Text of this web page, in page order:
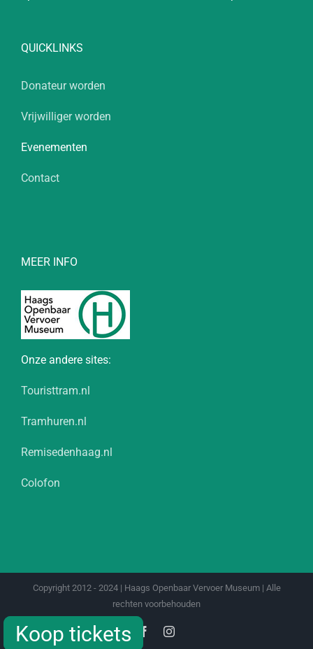
QUICKLINKS
Donateur worden
Vrijwilliger worden
Evenementen
Contact
MEER INFO
Onze andere sites:
Touristtram.nl
Tramhuren.nl
Remisedenhaag.nl
Colofon
Copyright 2012 - 2024 | Haags Openbaar Vervoer Museum | Alle
rechten voorbehouden
FacebookInstagram
Koop tickets
Koop tickets